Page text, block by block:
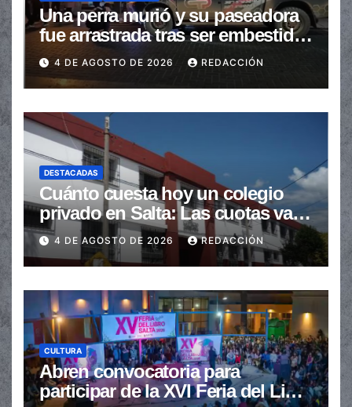
Una perra murió y su paseadora
fue arrastrada tras ser embestidas
en la senda peatonal
4 DE AGOSTO DE 2026 REDACCIÓN
DESTACADAS
Cuánto cuesta hoy un colegio
privado en Salta: Las cuotas van
de $110.000 a más de $600.000
4 DE AGOSTO DE 2026 REDACCIÓN
CULTURA
Abren convocatoria para
participar de la XVI Feria del Libro